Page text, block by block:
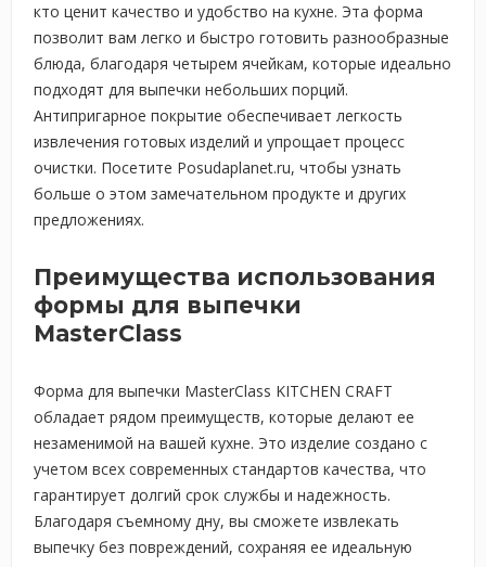
кто ценит качество и удобство на кухне. Эта форма
позволит вам легко и быстро готовить разнообразные
блюда, благодаря четырем ячейкам, которые идеально
подходят для выпечки небольших порций.
Антипригарное покрытие обеспечивает легкость
извлечения готовых изделий и упрощает процесс
очистки. Посетите Posudaplanet.ru, чтобы узнать
больше о этом замечательном продукте и других
предложениях.
Преимущества использования
формы для выпечки
MasterClass
Форма для выпечки MasterClass KITCHEN CRAFT
обладает рядом преимуществ, которые делают ее
незаменимой на вашей кухне. Это изделие создано с
учетом всех современных стандартов качества, что
гарантирует долгий срок службы и надежность.
Благодаря съемному дну, вы сможете извлекать
выпечку без повреждений, сохраняя ее идеальную